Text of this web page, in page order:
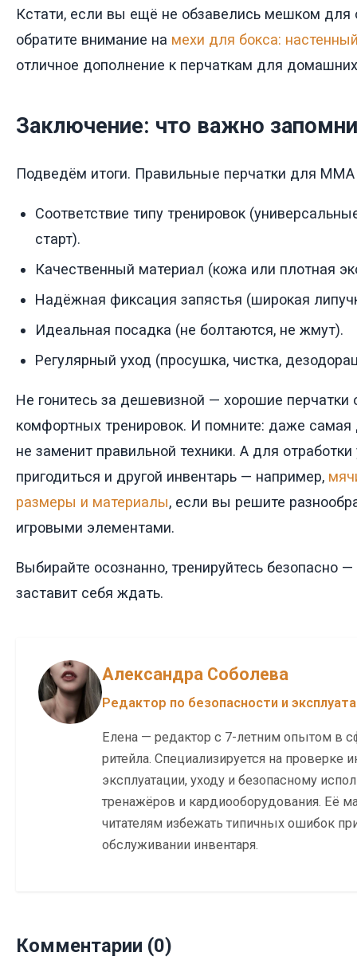
Кстати, если вы ещё не обзавелись мешком для
обратите внимание на мехи для бокса:
отличное дополнение к перчаткам для
Заключение: что важно
Подведём итоги. Правильные перчатки для ММА
Соответствие типу тренировок
старт).
Качественный материал (кожа или плотная
Надёжная фиксация запястья (широкая
Идеальная посадка (не болтаются, не жмут).
Регулярный уход (просушка, чистка,
Не гонитесь за дешевизной — хорошие перчатки
комфортных тренировок. И помните: даже самая
не заменит правильной техники. А для
пригодиться и другой инвентарь — например,
размеры и материалы, если вы решите
игровыми элементами.
Выбирайте осознанно, тренируйтесь безопасно —
заставит себя ждать.
Александра Соболева
Редактор по безопасности и
Елена — редактор с 7-летним опытом в
ритейла. Специализируется на проверке
эксплуатации, уходу и безопасному
тренажёров и кардиооборудования. Её
читателям избежать типичных ошибок
обслуживании инвентаря.
Комментарии (0)